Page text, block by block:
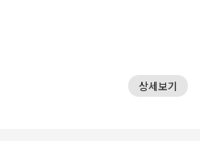
상세보기